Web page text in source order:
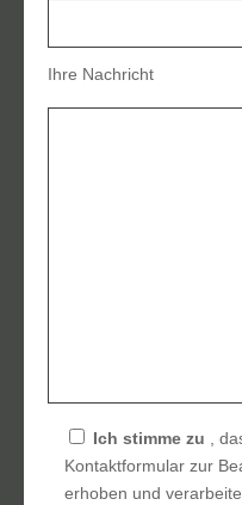
Ihre Nachricht
Ich stimme zu ,
Kontaktformular zur
erhoben und